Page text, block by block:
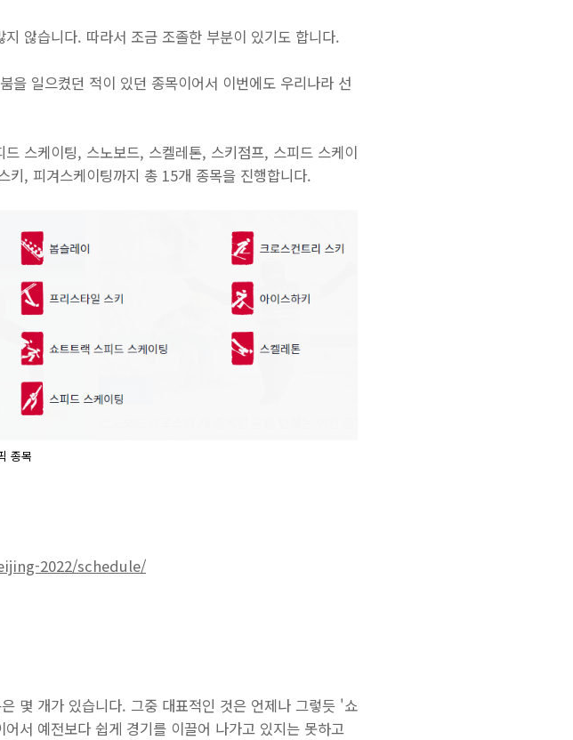
않습니다. 따라서 조금 조졸한 부분이 있기도 합니다.
을 일으켰던 적이 있던 종목이어서 이번에도 우리나라 선
스케이팅, 스노보드, 스켈레톤, 스키점프, 스피드 스케이
, 피겨스케이팅까지 총 15개 종목을 진행합니다.
종목
2022/schedule/
몇 개가 있습니다. 그중 대표적인 것은 언제나 그렇듯 '쇼
서 예전보다 쉽게 경기를 이끌어 나가고 있지는 못하고